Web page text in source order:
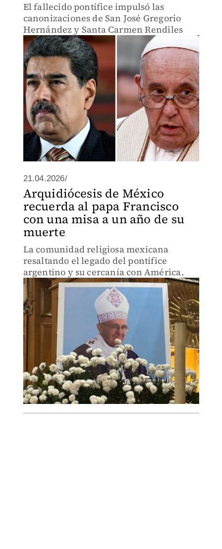
El fallecido pontífice impulsó las
canonizaciones de San José Gregorio
Hernández y Santa Carmen Rendiles
21.04.2026/
Arquidiócesis de México
recuerda al papa Francisco
con una misa a un año de su
muerte
La comunidad religiosa mexicana
resaltando el legado del pontífice
argentino y su cercanía con América.